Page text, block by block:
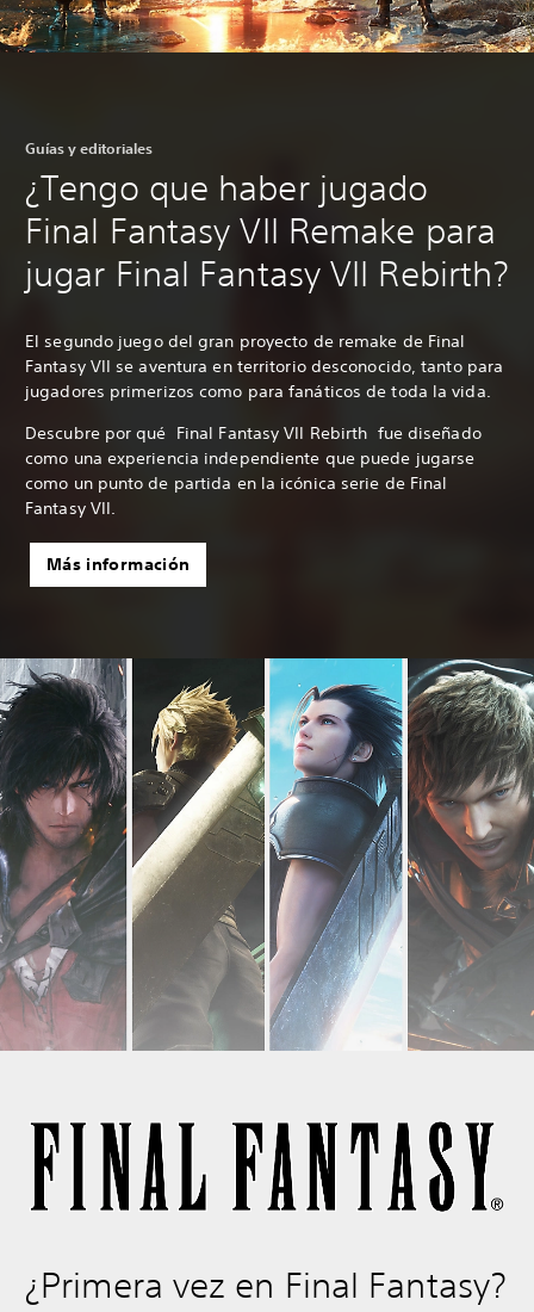
Guías y editoriales
¿Tengo que haber jugado
Final Fantasy VII Remake para
jugar Final Fantasy VII Rebirth?
El segundo juego del gran proyecto de remake de Final
Fantasy VII se aventura en territorio desconocido, tanto para
jugadores primerizos como para fanáticos de toda la vida.
Descubre por qué Final Fantasy VII Rebirth fue diseñado
como una experiencia independiente que puede jugarse
como un punto de partida en la icónica serie de Final
Fantasy VII.
Más información
¿Primera vez en Final Fantasy?